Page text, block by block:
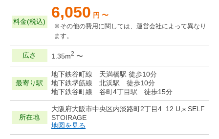
料金(税込)
6,050 円 〜
※その他の費用に関しては、運営会社によって異なり
ます。
広さ 1.35m2 〜
最寄り駅
地下鉄谷町線 天満橋駅 徒歩10分
地下鉄堺筋線 北浜駅 徒歩10分
地下鉄谷町線 谷町4丁目駅 徒歩15分
所在地
大阪府大阪市中央区内淡路町2丁目4−12 U,s SELF
STOIRAGE
地図を見る